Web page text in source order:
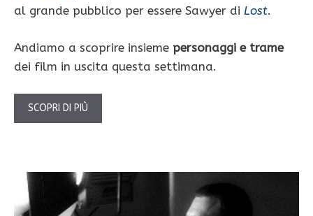
al grande pubblico per essere Sawyer di Lost.
Andiamo a scoprire insieme personaggi e trame
dei film in uscita questa settimana.
SCOPRI DI PIÙ